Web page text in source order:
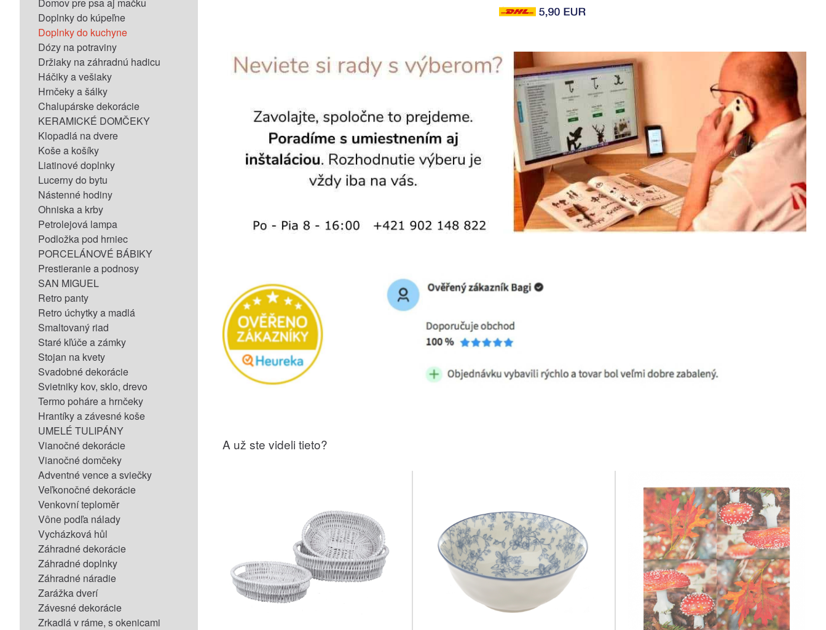
Doplnky do kúpeľne
Doplnky do kuchyne
Dózy na potraviny
Držiaky na záhradnú hadicu
Háčiky a vešiaky
Hrnčeky a šálky
Chalupárske dekorácie
KERAMICKÉ DOMČEKY
Klopadlá na dvere
Koše a košíky
Liatinové doplnky
Lucerny do bytu
Nástenné hodiny
Ohniska a krby
Petrolejová lampa
Podložka pod hrniec
PORCELÁNOVÉ BÁBIKY
Prestieranie a podnosy
SAN MIGUEL
Retro panty
Retro úchytky a madlá
Smaltovaný riad
Staré kľúče a zámky
Stojan na kvety
Svadobné dekorácie
Svietniky kov, sklo, drevo
Termo poháre a hrnčeky
Hrantíky a závesné koše
UMELÉ TULIPÁNY
Vianočné dekorácie
Vianočné domčeky
Adventné vence a sviečky
Veľkonočné dekorácie
Venkovní teploměr
Vône podľa nálady
Vycházková hůl
Záhradné dekorácie
Záhradné doplnky
Záhradné náradie
Zarážka dverí
Závesné dekorácie
Zrkadlá v ráme, s okenicami
A už ste videli tieto?